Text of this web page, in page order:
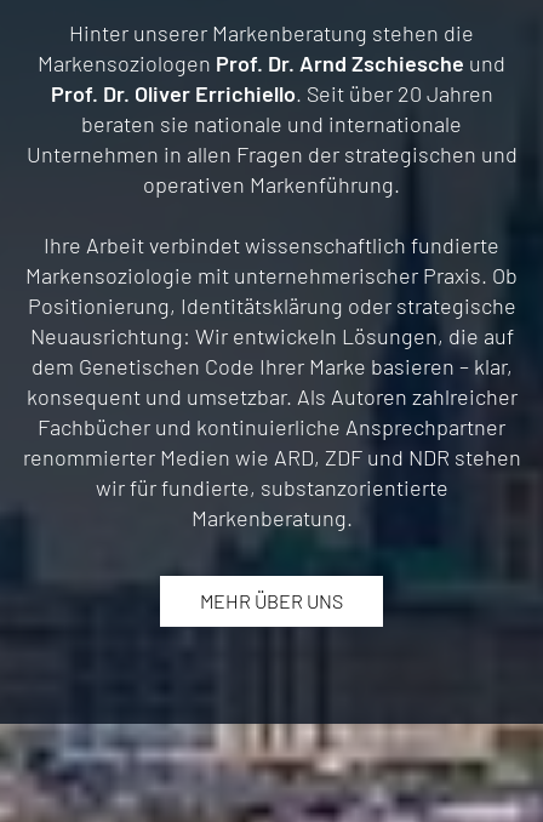
Hinter unserer Markenberatung stehen die
Markensoziologen Prof. Dr. Arnd Zschiesche und
Prof. Dr. Oliver Errichiello. Seit über 20 Jahren
beraten sie nationale und internationale
Unternehmen in allen Fragen der strategischen und
operativen Markenführung.
Ihre Arbeit verbindet wissenschaftlich fundierte
Markensoziologie mit unternehmerischer Praxis. Ob
Positionierung, Identitätsklärung oder strategische
Neuausrichtung: Wir entwickeln Lösungen, die auf
dem Genetischen Code Ihrer Marke basieren – klar,
konsequent und umsetzbar. Als Autoren zahlreicher
Fachbücher und kontinuierliche Ansprechpartner
renommierter Medien wie ARD, ZDF und NDR stehen
wir für fundierte, substanzorientierte
Markenberatung.
MEHR ÜBER UNS